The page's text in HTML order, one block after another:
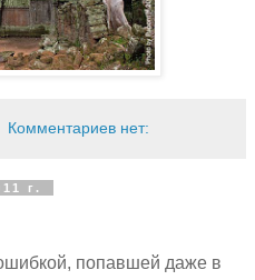
Комментариев нет:
г.
попавшей даже в